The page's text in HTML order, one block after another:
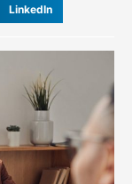
LinkedIn